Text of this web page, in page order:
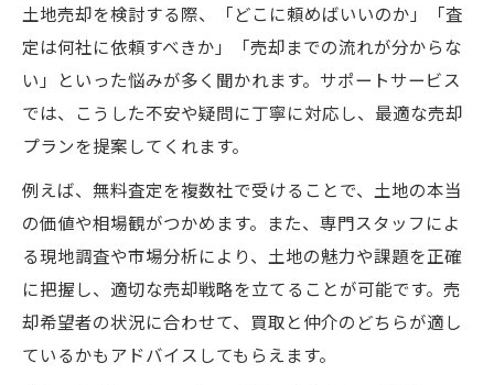
姫路市で高値売却を実現する市場分析術
姫路市土地売却で高値を狙う市場分析のコ
ツ
市場動向を見極めた姫路市土地売却戦略
高値売却を実現する姫路市の分析サービス
姫路市土地売却で損しない情報収集方法
市場分析が姫路市土地高値売却を支える理
由
経験豊富なサポートで納得の土地売却へ
土地売却を検討する際、「どこに頼めばいいのか」「査
定は何社に依頼すべきか」「売却までの流れが分からな
い」といった悩みが多く聞かれます。サポートサービス
では、こうした不安や疑問に丁寧に対応し、最適な売却
プランを提案してくれます。
例えば、無料査定を複数社で受けることで、土地の本当
の価値や相場観がつかめます。また、専門スタッフによ
る現地調査や市場分析により、土地の魅力や課題を正確
に把握し、適切な売却戦略を立てることが可能です。売
却希望者の状況に合わせて、買取と仲介のどちらが適し
ているかもアドバイスしてもらえます。